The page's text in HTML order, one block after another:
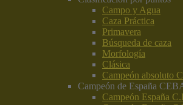
Campo y Agua
Caza Práctica
Primavera
Búsqueda de caza
Morfología
Clásica
Campeón absoluto
Campeón de España
Campeón España